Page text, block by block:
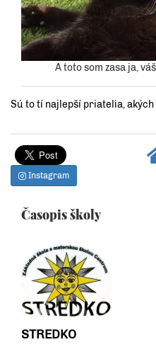
A toto som zasa ja,
Sú to tí najlepší priatelia, akých
Instagram
Časopis školy
STREDKO